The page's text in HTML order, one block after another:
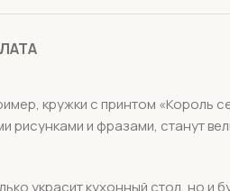
кружки с принтом «Король
рисунками и фразами, станут
украсит кухонный стол, но и